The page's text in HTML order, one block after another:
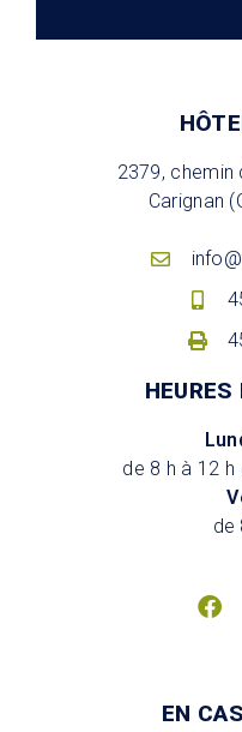
2379, chemin
Carignan
HEURES
de 8 h à 12 h
de
EN